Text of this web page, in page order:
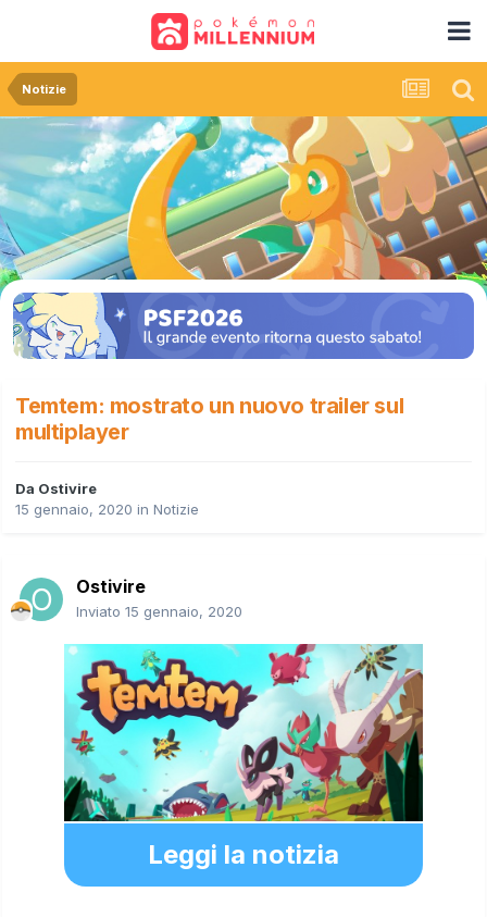
Notizie
Temtem: mostrato un nuovo trailer sul
multiplayer
Da Ostivire
15 gennaio, 2020 in Notizie
Ostivire
Inviato 15 gennaio, 2020
Leggi la notizia